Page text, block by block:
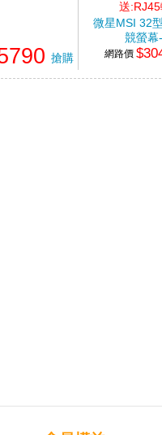
搶購
送
微星MSI 32
競螢幕
(31.5"/
網路價